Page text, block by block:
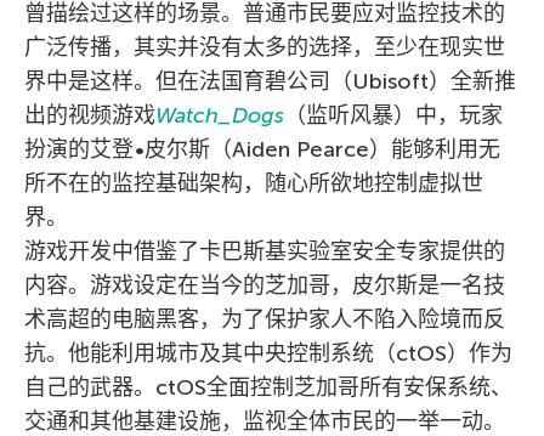
曾描绘过这样的场景。普通市民要应对监控技术的
广泛传播，其实并没有太多的选择，至少在现实世
界中是这样。但在法国育碧公司（Ubisoft）全新推
出的视频游戏Watch_Dogs （监听风暴）中，玩家
扮演的艾登•皮尔斯（Aiden Pearce）能够利用无
所不在的监控基础架构，随心所欲地控制虚拟世
界。
游戏开发中借鉴了卡巴斯基实验室安全专家提供的
内容。游戏设定在当今的芝加哥，皮尔斯是一名技
术高超的电脑黑客，为了保护家人不陷入险境而反
抗。他能利用城市及其中央控制系统（ctOS）作为
自己的武器。ctOS全面控制芝加哥所有安保系统、
交通和其他基建设施，监视全体市民的一举一动。